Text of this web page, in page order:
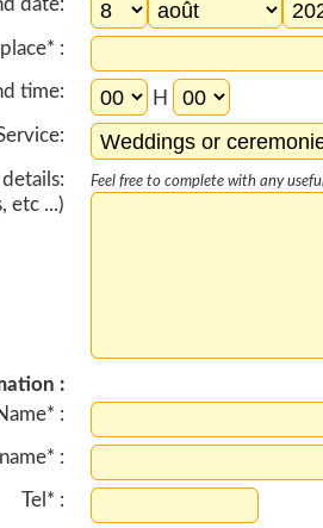
date:
:
time:
H
etc ...)
Feel free to complete with any
:
:
:
Tel* :